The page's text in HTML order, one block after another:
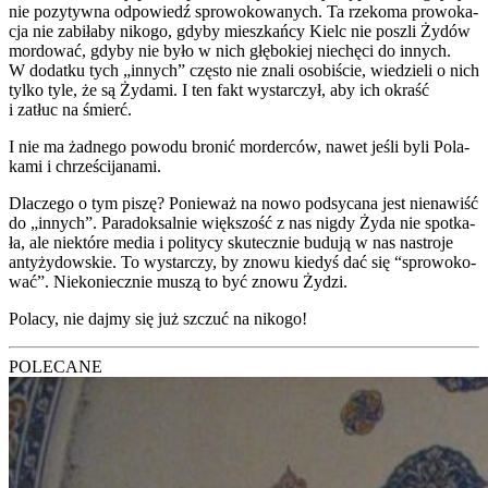
nie pozy­tyw­na odpo­wiedź spro­wo­ko­wa­nych. Ta rze­ko­ma pro­wo­ka­
cja nie zabi­ła­by niko­go, gdy­by miesz­kań­cy Kielc nie poszli Żydów
mor­do­wać, gdy­by nie było w nich głę­bo­kiej nie­chę­ci do innych.
W dodat­ku tych „innych” czę­sto nie zna­li oso­bi­ście, wie­dzie­li o nich
tyl­ko tyle, że są Żyda­mi. I ten fakt wystar­czył, aby ich okraść
i zatłuc na śmierć.
I nie ma żad­ne­go powo­du bro­nić mor­der­ców, nawet jeśli byli Pola­
ka­mi i chrze­ści­ja­na­mi.
Dla­cze­go o tym piszę? Ponie­waż na nowo pod­sy­ca­na jest nie­na­wiść
do „innych”. Para­dok­sal­nie więk­szość z nas nigdy Żyda nie spo­tka­
ła, ale nie­któ­re media i poli­ty­cy sku­tecz­nie budu­ją w nas nastro­je
anty­ży­dow­skie. To wystar­czy, by zno­wu kie­dyś dać się “spro­wo­ko­
wać”. Nie­ko­niecz­nie muszą to być zno­wu Żydzi.
Pola­cy, nie daj­my się już szczuć na niko­go!
POLECANE